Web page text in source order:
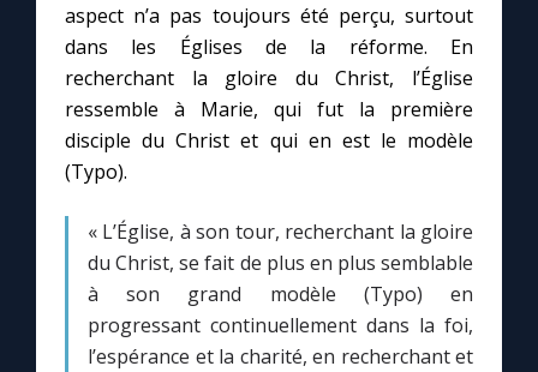
aspect n’a pas toujours été perçu, surtout
dans les Églises de la réforme. En
recherchant la gloire du Christ, l’Église
ressemble à Marie, qui fut la première
disciple du Christ et qui en est le modèle
(Typo).
« L’Église, à son tour, recherchant la gloire
du Christ, se fait de plus en plus semblable
à son grand modèle (Typo) en
progressant continuellement dans la foi,
l’espérance et la charité, en recherchant et